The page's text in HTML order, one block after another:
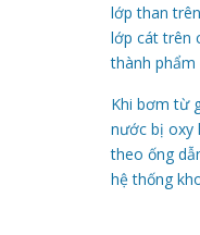
lớp than
lớp cát trên
thành phẩm
Khi bơm từ
nước bị oxy
theo ống
hệ thống